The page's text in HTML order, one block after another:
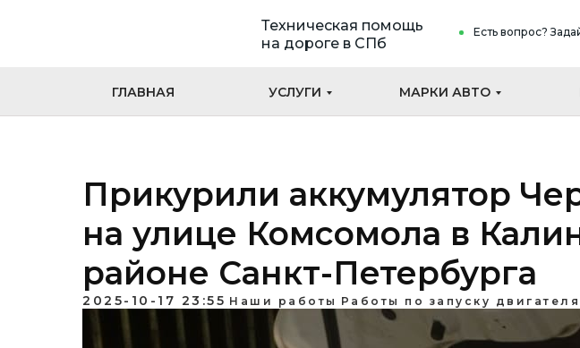
Есть вопрос?
ГЛАВНАЯ УСЛУГИ МАРКИ АВТО
Техническая помощь
на дороге в СПб
Прикурили аккумулятор
на улице Комсомола в
районе Санкт-Петербурга
2025-10-17 23:55 Наши работы Работы по запуску двигателя